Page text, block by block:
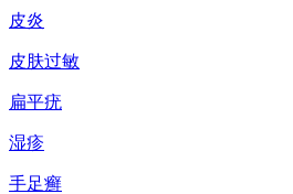
皮炎
皮肤过敏
扁平疣
湿疹
手足癣